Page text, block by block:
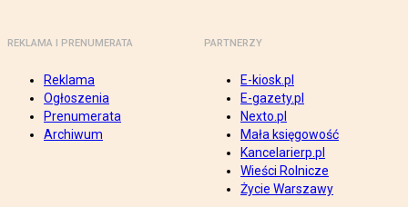
REKLAMA I PRENUMERATA
Reklama
Ogłoszenia
Prenumerata
Archiwum
PARTNERZY
E-kiosk.pl
E-gazety.pl
Nexto.pl
Mała księgowość
Kancelarierp.pl
Wieści Rolnicze
Życie Warszawy